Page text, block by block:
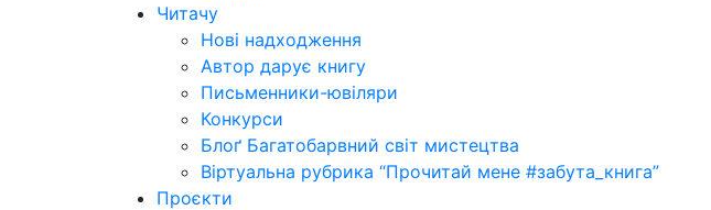
Читачу
Нові надходження
Автор дарує книгу
Письменники-ювіляри
Конкурси
Блоґ Багатобарвний світ мистецтва
Віртуальна рубрика “Прочитай мене #забута_книга”
Проєкти